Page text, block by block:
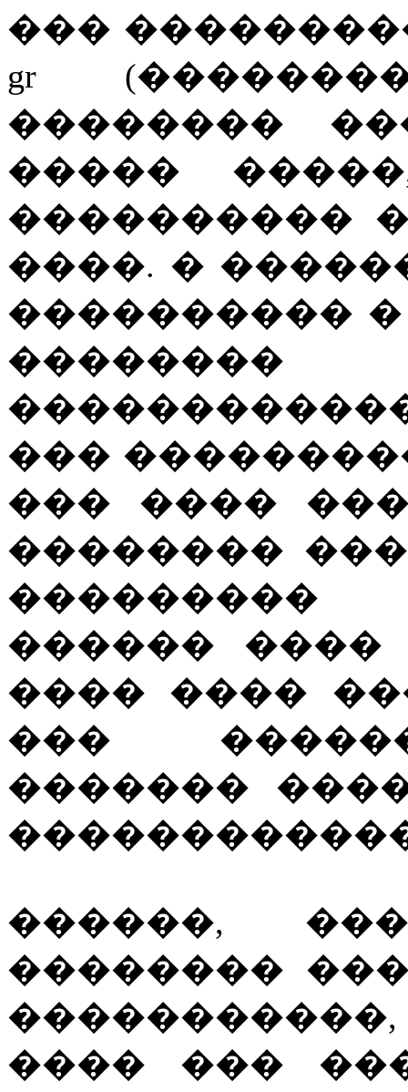
��� ���������
gr
��������
�����
����������
����. �
����������
���
��� ����
�������� ���
���������
������
���� ����
���
�������
������,
�������� ���
���� ���